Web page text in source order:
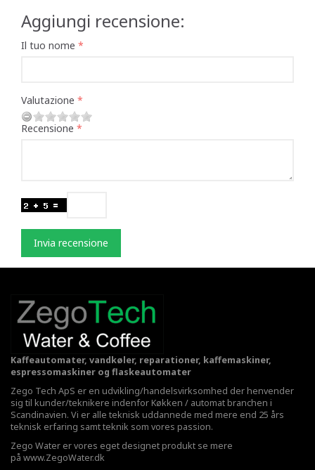
Aggiungi recensione:
Il tuo nome
Valutazione
Recensione
Invia recensione
Kaffeautomater, vandkøler, reparationer, kaffemaskiner,
espressomaskiner og flaskeautomater
Zego Tech ApS er en udvikling/handelsvirksomhed der henvender
sig til kunder/teknikere indenfor Køkken / automat branchen i
Scandinavien. Vi er alle teknisk uddannede med mere end 25 års
teknisk erfaring samt teknik som vores passion.
Zego Water er vores eget designet produkt se mere
på www.ZegoWater.dk